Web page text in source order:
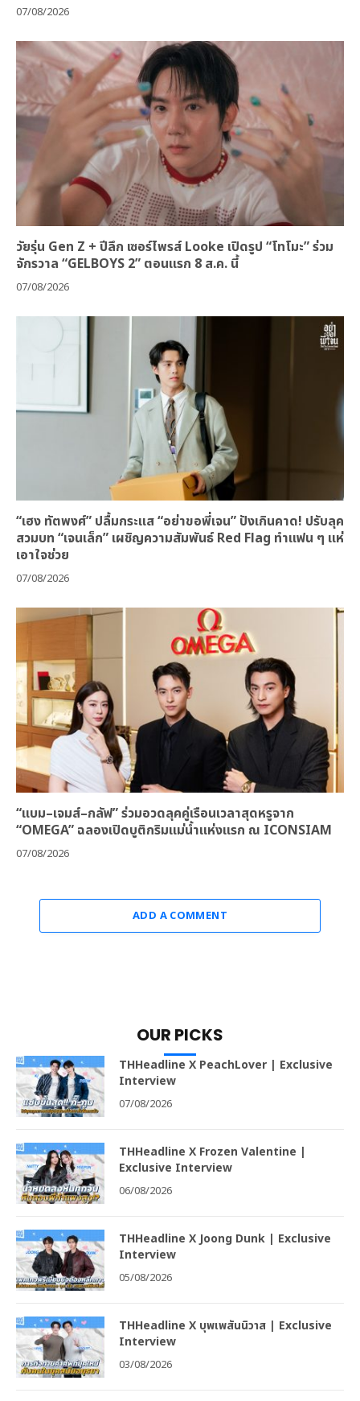
07/08/2026
วัยรุ่น Gen Z + ปีลึก เซอร์ไพรส์ Looke เปิดรูป “โทโมะ” ร่วม
จักรวาล “GELBOYS 2” ตอนแรก 8 ส.ค. นี้
07/08/2026
“เฮง ทัตพงศ์” ปลื้มกระแส “อย่าขอพี่เจน” ปังเกินคาด! ปรับลุค
สวมบท “เจนเล็ก” เผชิญความสัมพันธ์ Red Flag ทำแฟน ๆ แห่
เอาใจช่วย
07/08/2026
“แบม–เจมส์–กลัฟ” ร่วมอวดลุคคู่เรือนเวลาสุดหรูจาก
“OMEGA” ฉลองเปิดบูติกริมแม่น้ำแห่งแรก ณ ICONSIAM
07/08/2026
ADD A COMMENT
OUR PICKS
THHeadline X PeachLover | Exclusive
Interview
07/08/2026
THHeadline X Frozen Valentine |
Exclusive Interview
06/08/2026
THHeadline X Joong Dunk | Exclusive
Interview
05/08/2026
THHeadline X บุพเพสันนิวาส | Exclusive
Interview
03/08/2026